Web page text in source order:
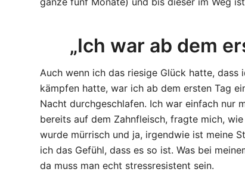
„Ich war ab dem
Auch wenn ich das riesige Glück hatte,
kämpfen hatte, war ich ab dem ersten Tag
Nacht durchgeschlafen. Ich war einfach nur
bereits auf dem Zahnfleisch, fragte mich,
wurde mürrisch und ja, irgendwie ist meine
ich das Gefühl, dass es so ist. Was bei
da muss man echt stressresistent sein.